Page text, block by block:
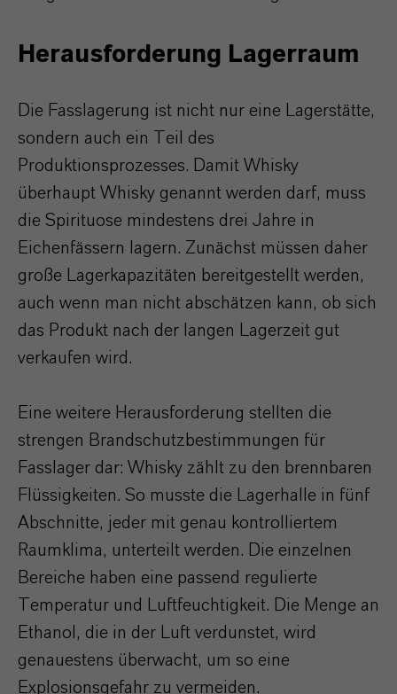
Herausforderung Lagerraum
Die Fasslagerung ist nicht nur eine Lagerstätte,
sondern auch ein Teil des
Produktionsprozesses. Damit Whisky
überhaupt Whisky genannt werden darf, muss
die Spirituose mindestens drei Jahre in
Eichenfässern lagern. Zunächst müssen daher
große Lagerkapazitäten bereitgestellt werden,
auch wenn man nicht abschätzen kann, ob sich
das Produkt nach der langen Lagerzeit gut
verkaufen wird.
Eine weitere Herausforderung stellten die
strengen Brandschutzbestimmungen für
Fasslager dar: Whisky zählt zu den brennbaren
Flüssigkeiten. So musste die Lagerhalle in fünf
Abschnitte, jeder mit genau kontrolliertem
Raumklima, unterteilt werden. Die einzelnen
Bereiche haben eine passend regulierte
Temperatur und Luftfeuchtigkeit. Die Menge an
Ethanol, die in der Luft verdunstet, wird
genauestens überwacht, um so eine
Explosionsgefahr zu vermeiden.